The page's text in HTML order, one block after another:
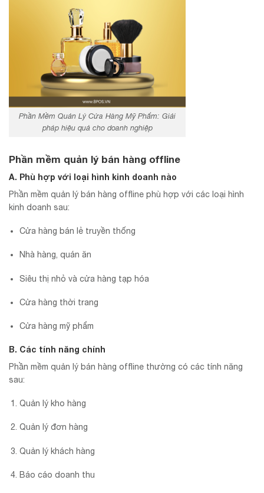
Phần Mềm Quản Lý Cửa Hàng Mỹ Phẩm: Giải
pháp hiệu quả cho doanh nghiệp
Phần mềm quản lý bán hàng offline
A. Phù hợp với loại hình kinh doanh nào
Phần mềm quản lý bán hàng offline phù hợp với các loại hình
kinh doanh sau:
Cửa hàng bán lẻ truyền thống
Nhà hàng, quán ăn
Siêu thị nhỏ và cửa hàng tạp hóa
Cửa hàng thời trang
Cửa hàng mỹ phẩm
B. Các tính năng chính
Phần mềm quản lý bán hàng offline thường có các tính năng
sau:
Quản lý kho hàng
Quản lý đơn hàng
Quản lý khách hàng
Báo cáo doanh thu